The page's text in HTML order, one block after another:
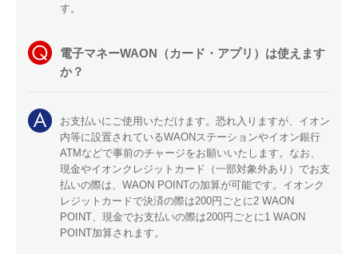
す。
電子マネーWAON（カード・アプリ）は使えます
か？
お支払いにご使用いただけます。恐れ入りますが、イオン
内等に設置されているWAONステーションやイオン銀行
ATMなどで事前のチャージをお願いいたします。なお、
現金やイオンクレジットカード（一部対象外あり）でお支
払いの際は、WAON POINTの加算が可能です。イオンク
レジットカードで決済の際は200円ごとに2 WAON
POINT、現金でお支払いの際は200円ごとに1 WAON
POINT加算されます。